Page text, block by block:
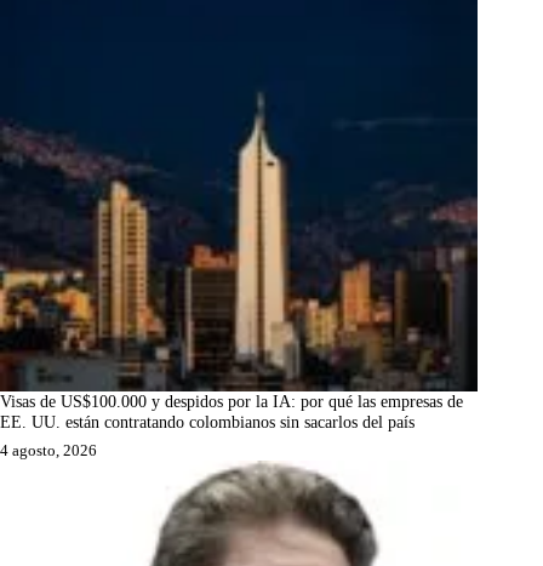
Visas de US$100.000 y despidos por la IA: por qué las empresas de
EE. UU. están contratando colombianos sin sacarlos del país
4 agosto, 2026